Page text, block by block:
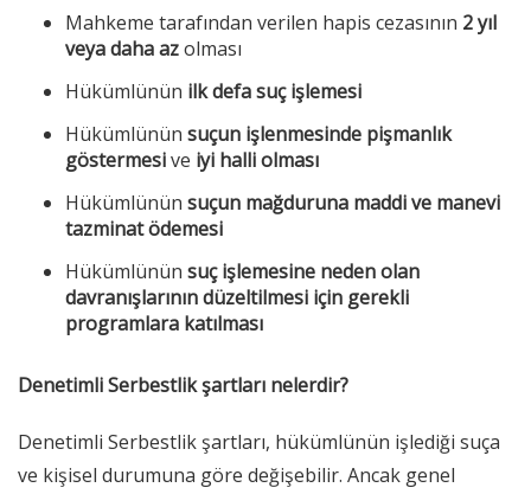
Mahkeme tarafından verilen hapis cezasının 2 yıl
veya daha azolması
Hükümlünün ilk defa suç işlemesi
Hükümlünün suçun işlenmesinde pişmanlık
göstermesive iyi halli olması
Hükümlünün suçun mağduruna maddi ve manevi
tazminat ödemesi
Hükümlünün suç işlemesine neden olan
davranışlarının düzeltilmesi için gerekli
programlara katılması
Denetimli Serbestlik şartları nelerdir?
Denetimli Serbestlik şartları, hükümlünün işlediği suça
ve kişisel durumuna göre değişebilir. Ancak genel